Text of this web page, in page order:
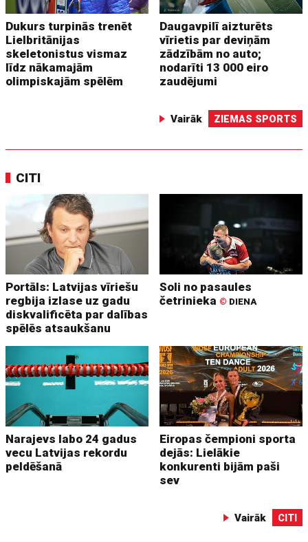
Dukurs turpinās trenēt
Lielbritānijas
skeletonistus vismaz
līdz nākamajām
olimpiskajām spēlēm
Daugavpilī aizturēts
vīrietis par deviņām
zādzībām no auto;
nodarīti 13 000 eiro
zaudējumi
Vairāk ZIEMAS SPORTS
CITI
Portāls: Latvijas vīriešu
regbija izlase uz gadu
diskvalificēta par dalības
spēlēs atsaukšanu
Soli no pasaules
četrinieka © DIENA
Narajevs labo 24 gadus
vecu Latvijas rekordu
peldēšanā
Eiropas čempioni sporta
dejās: Lielākie
konkurenti bijām paši
sev
Vairāk CITI